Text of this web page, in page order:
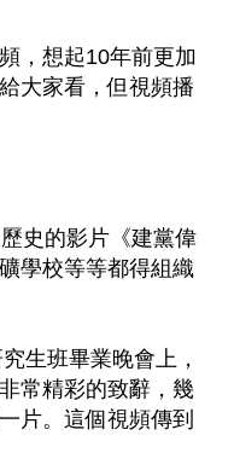
，想起10年前更加
大家看，但視頻播
史的影片《建黨偉
學校等等都得組織
生班畢業晚會上，
常精彩的致辭，幾
片。這個視頻傳到